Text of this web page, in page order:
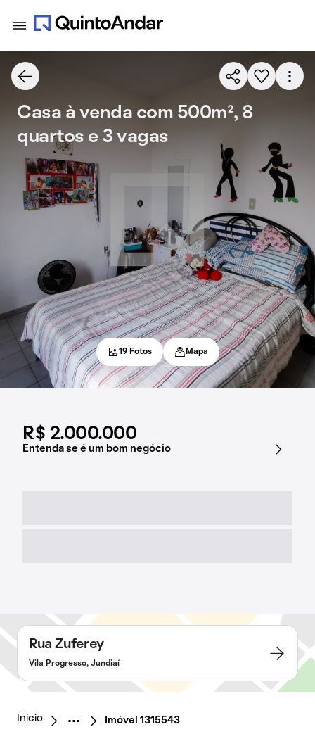
R$ 2.000.000
Entenda se é um bom negócio
Casa à venda com 500m², 8
quartos e 3 vagas
19 Fotos Mapa
Rua Zuferey
Vila Progresso, Jundiaí
Início Imóvel 1315543